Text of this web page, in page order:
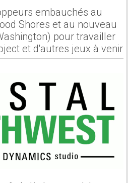
embauchés au
Shores et au nouveau
pour travailler
et d'autres jeux à venir